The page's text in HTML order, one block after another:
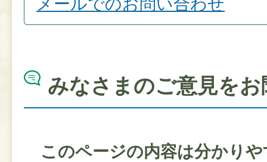
メールでのお問い合わせ
みなさまのご意見を
このページの内容は分かり